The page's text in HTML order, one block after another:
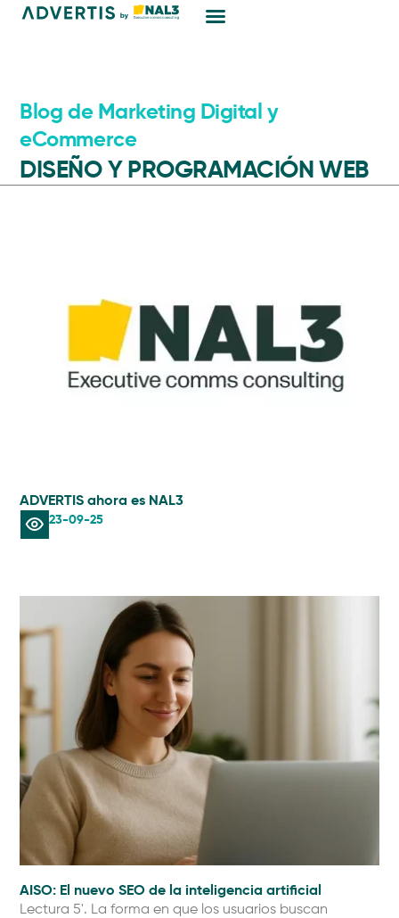
Blog de Marketing Digital y
eCommerce
DISEÑO Y PROGRAMACIÓN WEB
ADVERTIS ahora es NAL3
23-09-25
AISO: El nuevo SEO de la inteligencia artificial
Lectura 5'. La forma en que los usuarios buscan